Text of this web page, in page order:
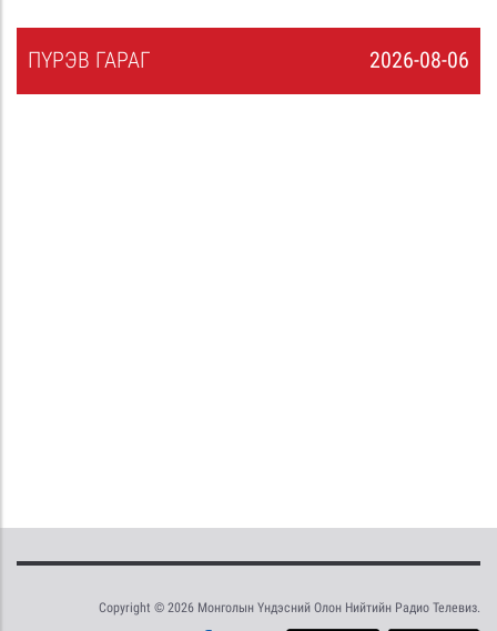
2026-08-06
ПҮРЭВ ГАРАГ
Copyright © 2026 Монголын Үндэсний Олон Нийтийн Радио Телевиз.